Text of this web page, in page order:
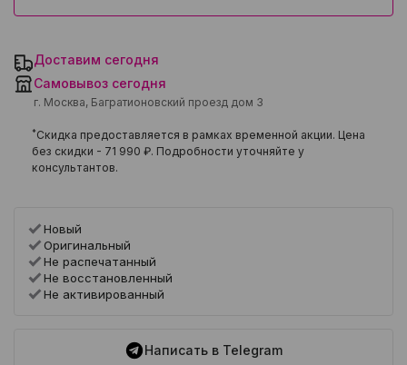
Доставим сегодня
Самовывоз сегодня
г. Москва, Багратионовский проезд дом 3
*Скидка предоставляется в рамках временной акции. Цена
без скидки - 71 990 ₽. Подробности уточняйте у
консультантов.
Новый
Оригинальный
Не распечатанный
Не восстановленный
Не активированный
Написать в Telegram